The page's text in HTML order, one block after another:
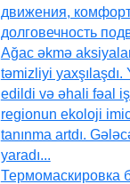
движения,
долговечность
Ağac əkmə
təmizliyi
edildi və əhali fəal
regionun ekoloji
tanınma artdı.
yaradı...
Термомаскировка